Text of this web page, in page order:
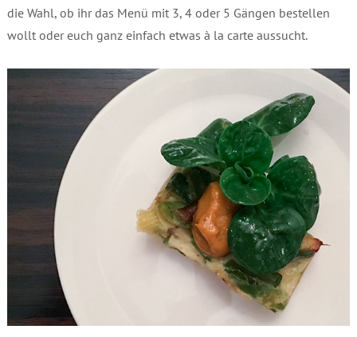
die Wahl, ob ihr das Menü mit 3, 4 oder 5 Gängen bestellen
wollt oder euch ganz einfach etwas à la carte aussucht.